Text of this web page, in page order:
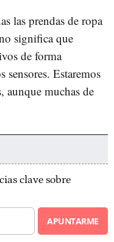
las prendas de ropa
significa que
de forma
sensores. Estaremos
aunque muchas de
clave sobre
APUNTARME